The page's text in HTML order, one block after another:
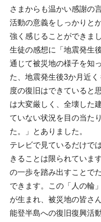
さまからも温かい感謝の
活動の意義をしっかりと
強く感じることができまし
生徒の感想に「地震発生
通じて被災地の様子を知
た、地震発生後3か月近
度の復旧はできていると
は大変厳しく、全壊した
ていない状況を目の当た
た。」とありました。
テレビで見ているだけで
きることは限られていま
の一歩を踏み出すことで
できます。この「人の輪
が生まれ、被災地の皆さ
能登半島への復旧復興活